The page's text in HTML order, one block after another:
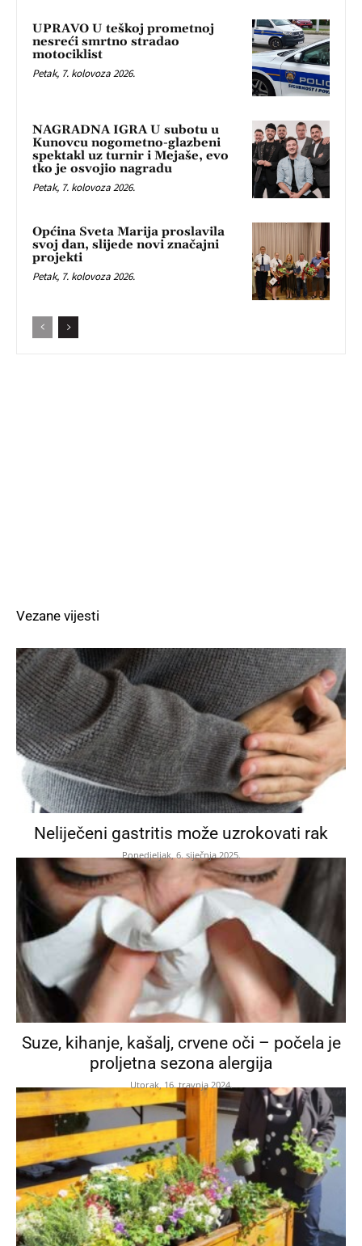
UPRAVO U teškoj prometnoj
nesreći smrtno stradao
motociklist
Petak, 7. kolovoza 2026.
NAGRADNA IGRA U subotu u
Kunovcu nogometno-glazbeni
spektakl uz turnir i Mejaše, evo
tko je osvojio nagradu
Petak, 7. kolovoza 2026.
Općina Sveta Marija proslavila
svoj dan, slijede novi značajni
projekti
Petak, 7. kolovoza 2026.
Vezane vijesti
Neliječeni gastritis može uzrokovati rak
Ponedjeljak, 6. siječnja 2025.
Suze, kihanje, kašalj, crvene oči – počela je
proljetna sezona alergija
Utorak, 16. travnja 2024.